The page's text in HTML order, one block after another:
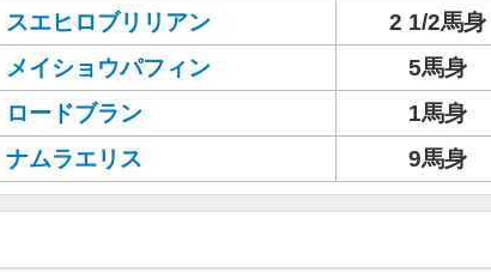
スエヒロブリリアン
2 1/2馬身
メイショウパフィン
5馬身
ロードブラン
1馬身
ナムラエリス 9馬身